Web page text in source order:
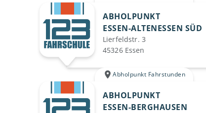
ABHOLPUNKT
ESSEN-ALTENESSEN SÜD
Lierfeldstr. 3
45326 Essen
Abholpunkt Fahrstunden
ABHOLPUNKT
ESSEN-BERGHAUSEN